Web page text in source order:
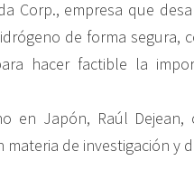
Corp., empresa que
de forma segura,
hacer factible la
en Japón, Raúl Dejean,
de investigación y